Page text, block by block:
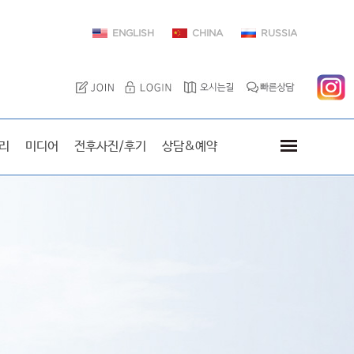
ENGLISH CHINA RUSSIA
미디어 전후사진/후기 상담&예약